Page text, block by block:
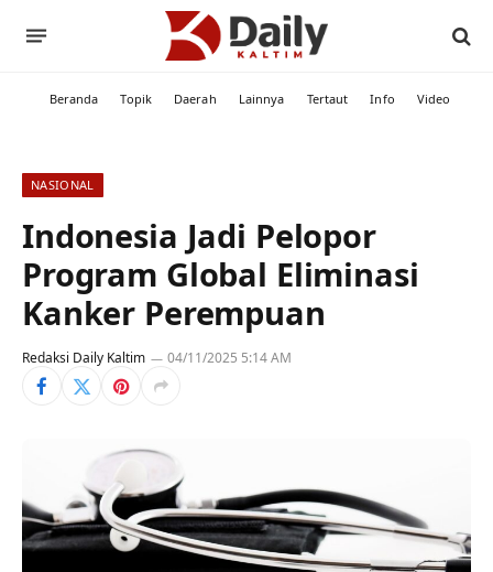
Beranda Topik Daerah Lainnya Tertaut Info Video
NASIONAL
Indonesia Jadi Pelopor
Program Global Eliminasi
Kanker Perempuan
Redaksi Daily Kaltim 04/11/2025 5:14 AM